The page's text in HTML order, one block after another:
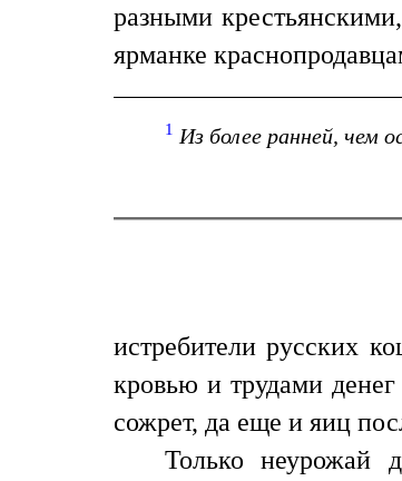
разными
ярманке
1 Из более ранней, чем
истребители русских
кровью и трудами
сожрет, да еще и яиц
Только неурожай